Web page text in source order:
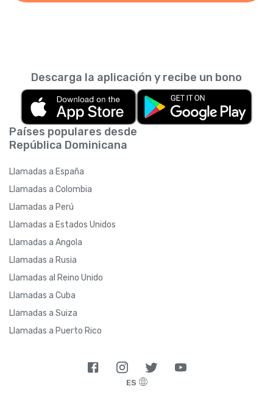
Países populares desde
República Dominicana
Llamadas a España
Llamadas a Colombia
Llamadas a Perú
Llamadas a Estados Unidos
Llamadas a Angola
Llamadas a Rusia
Llamadas al Reino Unido
Llamadas a Cuba
Llamadas a Suiza
Llamadas a Puerto Rico
Descarga la aplicación y recibe un bono
ES